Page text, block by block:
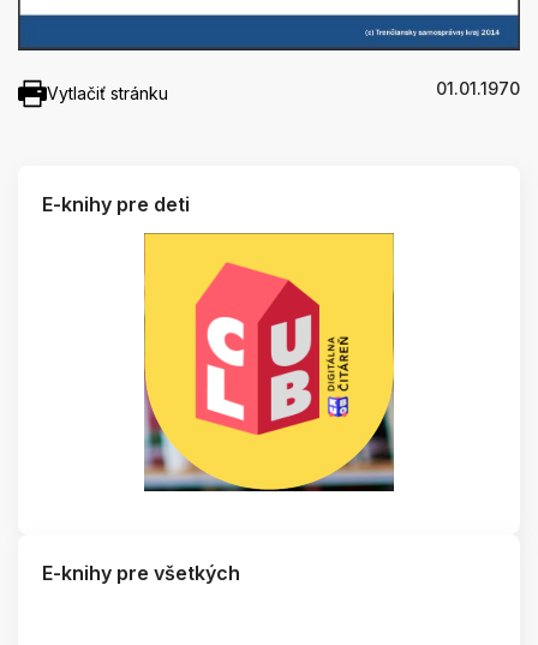
Vytlačiť stránku 01.01.1970
E-knihy pre deti
E-knihy pre všetkých